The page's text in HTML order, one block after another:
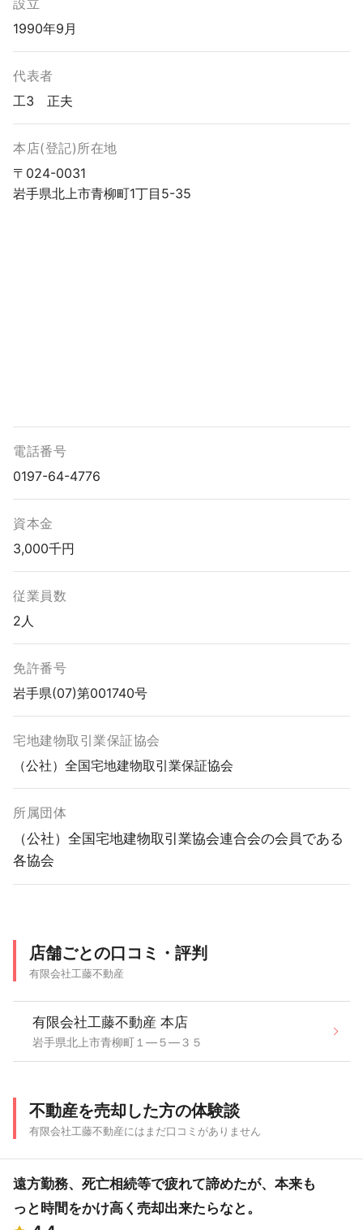
設立
1990年9月
代表者
工 正夫
本店(登記)所在地
〒024-0031
岩手県北上市青柳町1丁目5-35
電話番号
0197-64-4776
資本金
3,000千円
従業員数
2人
免許番号
岩手県(07)第001740号
宅地建物取引業保証協会
（公社）全国宅地建物取引業保証協会
所属団体
（公社）全国宅地建物取引業協会連合会の会員である
各協会
店舗ごとの口コミ・評判
有限会社工藤不動産
有限会社工藤不動産 本店
岩手県北上市青柳町１―５―３５
不動産を売却した方の体験談
有限会社工藤不動産にはまだ口コミがありません
遠方勤務、死亡相続等で疲れて諦めたが、本来も
っと時間をかけ高く売却出来たらなと。